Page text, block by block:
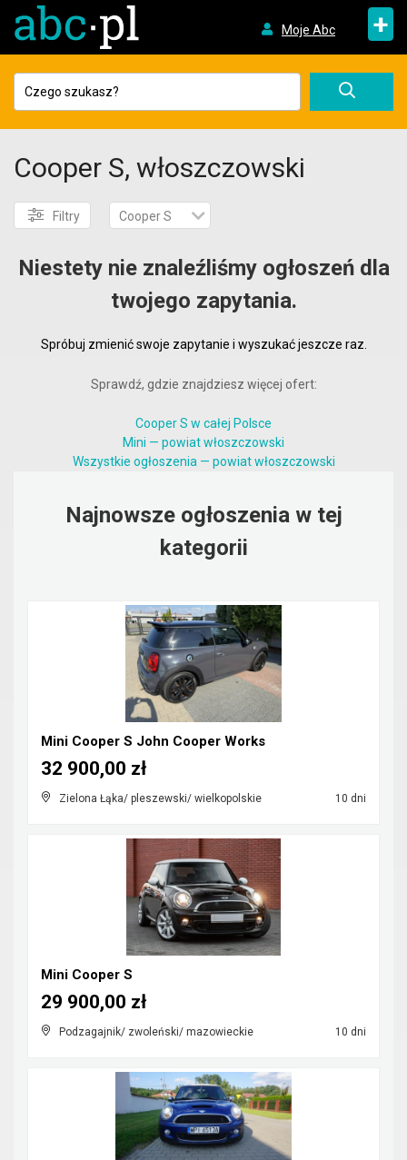
Moje Abc +
Cooper S, włoszczowski
Filtry Cooper S
Niestety nie znaleźliśmy ogłoszeń dla
twojego zapytania.
Spróbuj zmienić swoje zapytanie i wyszukać jeszcze raz.
Sprawdź, gdzie znajdziesz więcej ofert:
Cooper S w całej Polsce
Mini — powiat włoszczowski
Wszystkie ogłoszenia — powiat włoszczowski
Najnowsze ogłoszenia w tej
kategorii
Mini Cooper S John Cooper Works
Zielona Łąka/ pleszewski/ wielkopolskie 10 dni
32 900,00 zł
Mini Cooper S
Podzagajnik/ zwoleński/ mazowieckie 10 dni
29 900,00 zł